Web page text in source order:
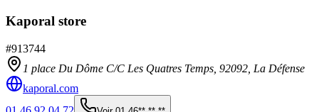
Kaporal store
#913744
1 place Du Dôme C/C Les Quatres Temps, 92092 La Défense
kaporal.com